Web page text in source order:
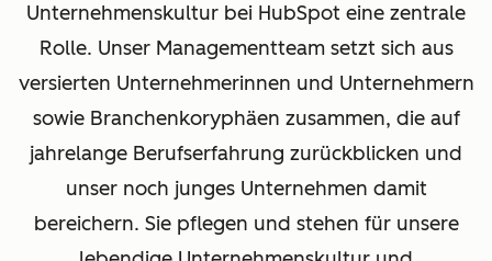
Unternehmenskultur bei HubSpot eine zentrale
Rolle. Unser Managementteam setzt sich aus
versierten Unternehmerinnen und Unternehmern
sowie Branchenkoryphäen zusammen, die auf
jahrelange Berufserfahrung zurückblicken und
unser noch junges Unternehmen damit
bereichern. Sie pflegen und stehen für unsere